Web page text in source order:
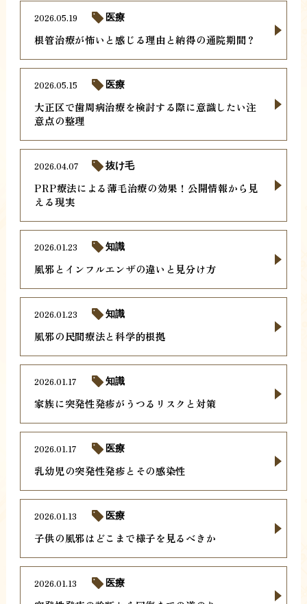
根管治療が怖いと感じる理由と納得の通院期間？
2026.05.19 医療
大正区で歯周病治療を検討する際に意識したい注
意点の整理
2026.05.15 医療
PRP療法による薄毛治療の効果！公開情報から見
える現実
2026.04.07 抜け毛
風邪とインフルエンザの違いと見分け方
2026.01.23 知識
風邪の民間療法と科学的根拠
2026.01.23 知識
家族に突発性発疹がうつるリスクと対策
2026.01.17 知識
乳幼児の突発性発疹とその感染性
2026.01.17 医療
子供の風邪はどこまで様子を見るべきか
2026.01.13 医療
2026.01.13 医療